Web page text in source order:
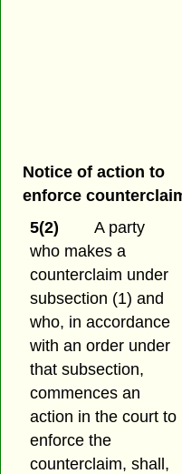
Notice of action to
enforce
5(2)
A party
who makes a
counterclaim under
subsection (1) and
who, in accordance
with an order under
that subsection,
commences an
action in the court to
enforce the
counterclaim, shall,